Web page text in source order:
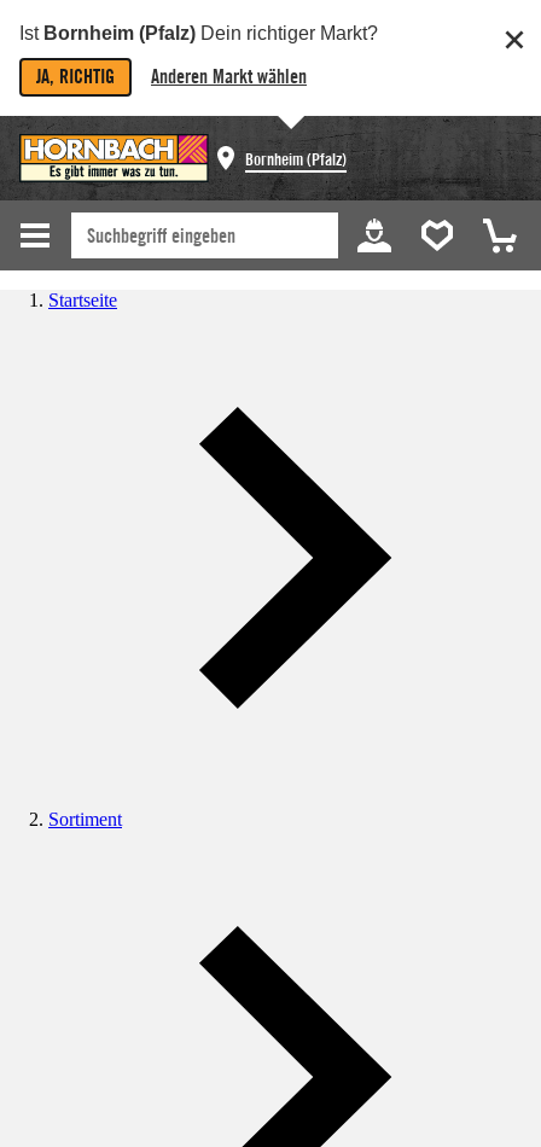
Ist Bornheim (Pfalz) Dein richtiger Markt?
JA, RICHTIG Anderen Markt wählen
Bornheim (Pfalz)
Startseite
Sortiment